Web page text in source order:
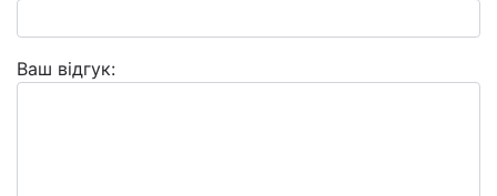
Ваш відгук: